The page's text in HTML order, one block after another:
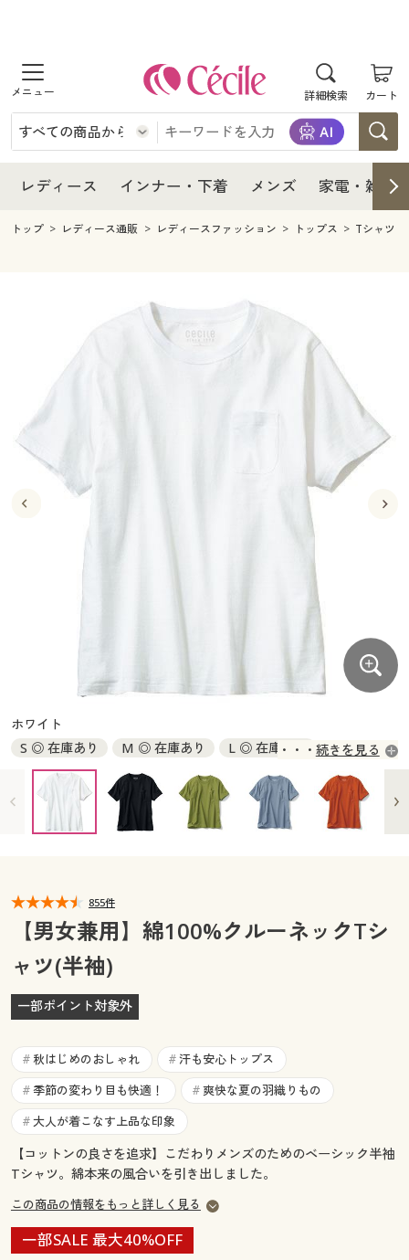
詳細検索 カート
商品を探す
レディース
レディースファッション
インナー・下着
インナー・下着通販すべて
メンズ
キッチン・雑貨・日用品
寝具・インテリア・家具
家具・収納
寝具・ベッド
美容・健康通販すべて
美容・健康・サプリメント
制服・スクール
制服・スクールすべて
大きいサイズ
大きいサイズ メンズ
大きいサイズ 事務・制服
カタログ
カタログ・チラシからのご注文
デジタルカタログ
カタログ無料プレゼント
マイページ
閲覧履歴
お気に入り
サポート
ご利用ガイド
よくある質問とお問い合わせ
レディース インナー・下着 メンズ 家電・雑貨
レディース
レディース通販すべて
レディースファッション
インナー・下着
インナー・下着通販すべて
ジュニア・ティーンズ下着
メンズ
寝具・インテリア・家具通販すべて
寝具・ベッド
カーテン・ラグ・ファブリック
美容・健康・サプリメント
制服・スクール
制服・スクールすべて
制服・学生服
大きいサイズ
大きいサイズ通販すべて
大きいサイズ レディース下着
大きいサイズ 事務・制服
バーゲン
シークレットセール
商品カテゴリ一覧
カタログ無料プレゼント
会員メニュー
閲覧履歴
お気に入り
サポート
よくある質問とお問い合わせ
トップ レディース通販 レディースファッション トップス Tシャツ
ホワイト
S ◎ 在庫あり
M ◎ 在庫あり
L ◎ 在庫あり
LL ◎ 在庫あり
3L ◎ 在庫あり
5L ◎ 在庫あり
7L ◎ 在庫あり
続きを見る
855件
【男女兼用】綿100%クルーネックTシ
ャツ(半袖)
一部ポイント対象外
# 秋はじめのおしゃれ # 汗も安心トップス
# 季節の変わり目も快適！ # 爽快な夏の羽織りもの
# 大人が着こなす上品な印象
【コットンの良さを追求】こだわりメンズのためのベーシック半袖
Tシャツ。綿本来の風合いを引き出しました。
この商品の情報をもっと詳しく見る
一部SALE 最大40%OFF